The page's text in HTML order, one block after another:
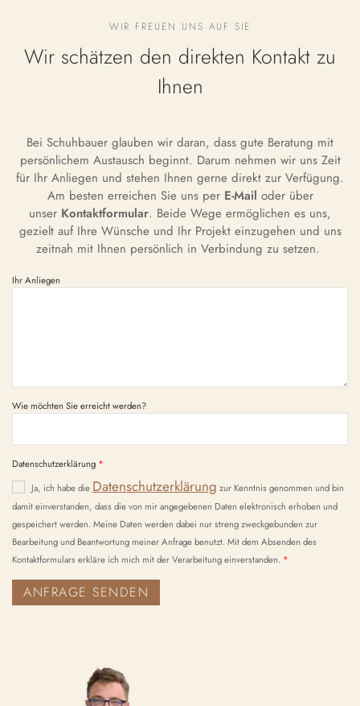
WIR FREUEN UNS AUF SIE
Wir schätzen den direkten Kontakt zu
Ihnen
Bei Schuhbauer glauben wir daran, dass gute Beratung mit
persönlichem Austausch beginnt. Darum nehmen wir uns Zeit
für Ihr Anliegen und stehen Ihnen gerne direkt zur Verfügung.
Am besten erreichen Sie uns per E-Mail oder über
unser Kontaktformular. Beide Wege ermöglichen es uns,
gezielt auf Ihre Wünsche und Ihr Projekt einzugehen und uns
zeitnah mit Ihnen persönlich in Verbindung zu setzen.
Ihr Anliegen
Wie möchten Sie erreicht werden?
Datenschutzerklärung
Ja, ich habe die Datenschutzerklärung zur Kenntnis genommen und bin
damit einverstanden, dass die von mir angegebenen Daten elektronisch erhoben und
gespeichert werden. Meine Daten werden dabei nur streng zweckgebunden zur
Bearbeitung und Beantwortung meiner Anfrage benutzt. Mit dem Absenden des
Kontaktformulars erkläre ich mich mit der Verarbeitung einverstanden.
ANFRAGE SENDEN